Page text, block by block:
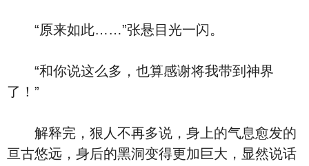
“原来如此……”张悬目光一闪。
“和你说这么多，也算感谢将我带到神界
了！”
解释完，狠人不再多说，身上的气息愈发的
亘古悠远，身后的黑洞变得更加巨大，显然说话